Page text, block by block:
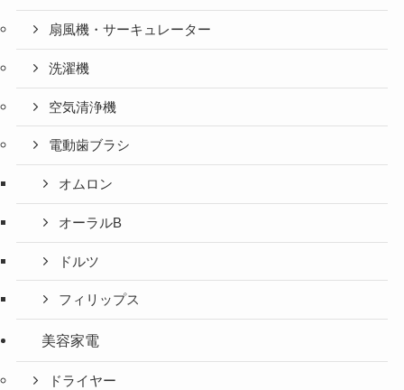
扇風機・サーキュレーター
洗濯機
空気清浄機
電動歯ブラシ
オムロン
オーラルB
ドルツ
フィリップス
美容家電
ドライヤー